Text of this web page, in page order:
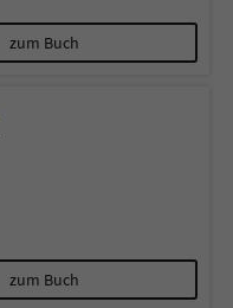
zum Buch
zum Buch